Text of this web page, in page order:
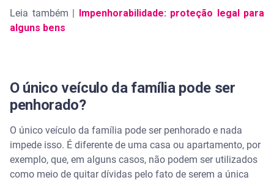
Leia também |
Impenhorabilidade: proteção legal para
alguns bens
O único veículo da família pode ser
penhorado?
O único veículo da família pode ser penhorado e nada
impede isso. É diferente de uma casa ou apartamento, por
exemplo, que, em alguns casos, não podem ser utilizados
como meio de quitar dívidas pelo fato de serem a única